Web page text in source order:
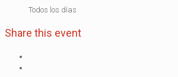
Todos los días
Share this event